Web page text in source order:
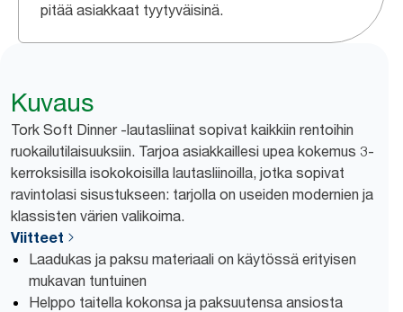
pitää asiakkaat tyytyväisinä.
Kuvaus
Tork Soft Dinner -lautasliinat sopivat kaikkiin rentoihin
ruokailutilaisuuksiin. Tarjoa asiakkaillesi upea kokemus 3-
kerroksisilla isokokoisilla lautasliinoilla, jotka sopivat
ravintolasi sisustukseen: tarjolla on useiden modernien ja
klassisten värien valikoima.
Viitteet
Laadukas ja paksu materiaali on käytössä erityisen
mukavan tuntuinen
Helppo taitella kokonsa ja paksuutensa ansiosta